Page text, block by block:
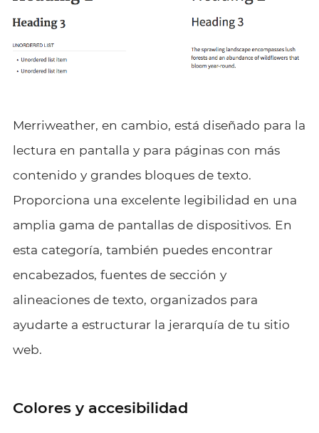
Merriweather, en cambio, está diseñado para la
lectura en pantalla y para páginas con más
contenido y grandes bloques de texto.
Proporciona una excelente legibilidad en una
amplia gama de pantallas de dispositivos. En
esta categoría, también puedes encontrar
encabezados, fuentes de sección y
alineaciones de texto, organizados para
ayudarte a estructurar la jerarquía de tu sitio
web.
Colores y accesibilidad